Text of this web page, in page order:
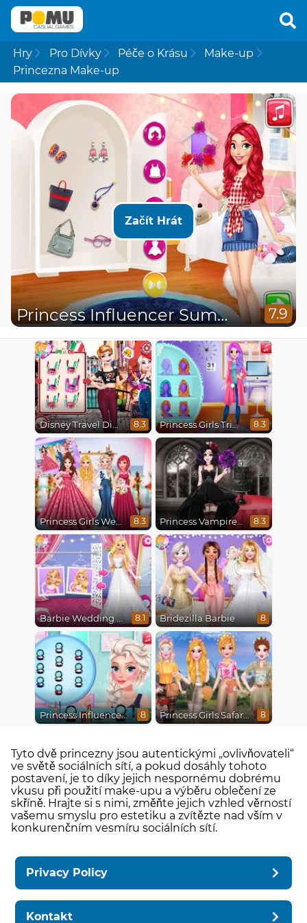
Hry Pro Dívky Péče o Krásu
Make-up
Princezna Make-up
Začít Hrát
Princess Influencer Summer Tale 7.9
Disney Travel Diaries: City Break 8.3 Princess Girls Trip To Aspen 8.3
Princess Girls Wedding Trip 8.3 Princess Vampire Wedding Makeover 8.3
Barbie Wedding Fun 8.1 Bridezilla Barbie 8
Princess Influencer Winter Wonderland 8 Princess Girls Safari Trip 8
Tyto dvě princezny jsou autentickými „ovlivňovateli“
ve světě sociálních sítí, a pokud dosáhly tohoto
postavení, je to díky jejich nespornému dobrému
vkusu při použití make-upu a výběru oblečení ze
skříně. Hrajte si s nimi, změňte jejich vzhled věrností
vašemu smyslu pro estetiku a zvítězte nad vším v
konkurenčním vesmíru sociálních sítí.
Privacy Policy
Kontakt